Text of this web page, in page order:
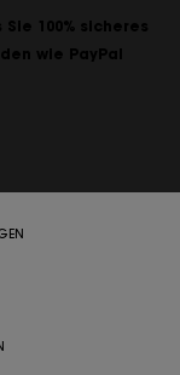
100% sicheres
wie PayPal